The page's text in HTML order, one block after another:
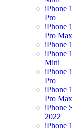
iPhone
Pro
iPhone
Pro Max
iPhone
iPhone
Mini
iPhone
Pro
iPhone
Pro Max
iPhone
2022
iPhone